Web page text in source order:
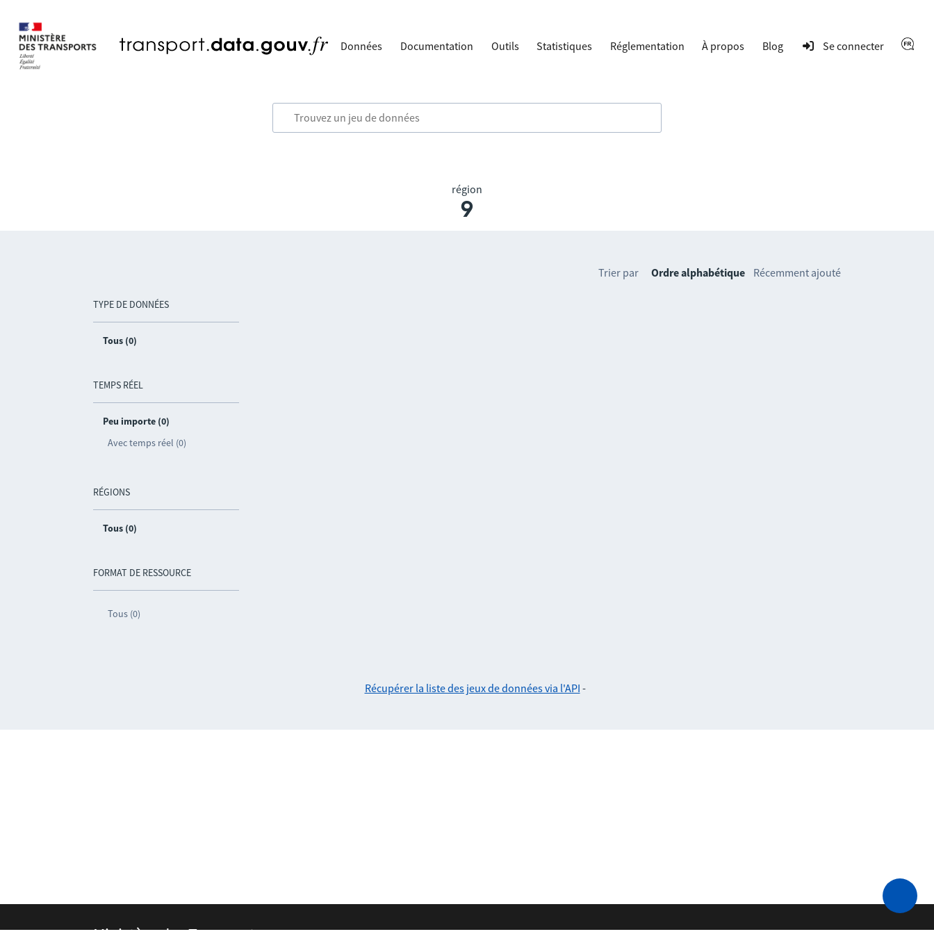
Données Documentation Outils Statistiques Réglementation À propos Blog Se connecter
région
9
TYPE DE DONNÉES
Tous (0)
TEMPS RÉEL
Peu importe (0)
Avec temps réel (0)
RÉGIONS
Tous (0)
FORMAT DE RESSOURCE
Tous (0)
Trier par Ordre alphabétique Récemment ajouté
Récupérer la liste des jeux de données via l'API -